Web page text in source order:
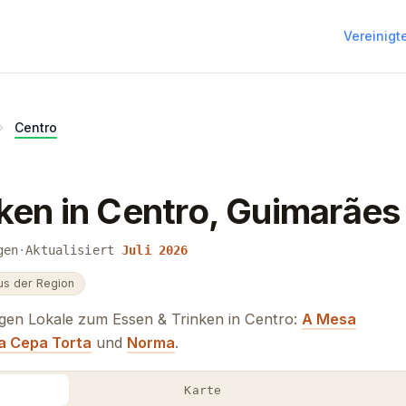
Centro
in Centro,
·Aktualisiert Juli 2026
der Region
Lokale zum Essen & Trinken in Centro: A Mesa
Cepa Torta und Norma.
Karte